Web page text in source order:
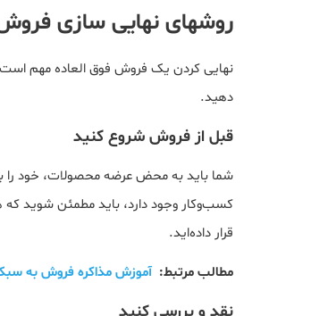
روشهای نهایی سازی
نهایی کردن یک فروش فوق العاده مهم است
دهید.
قبل از فروش شروع کنید
شما باید به محض عرضه محصولات، خود را
کسب‌وکار وجود دارد، باید مطمئن شوید که
قرار داده‌اید.
مطالب مرتبط: آموزش مذاکره فروش به